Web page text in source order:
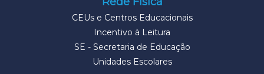
CEUs e Centros Educacionais
Incentivo à Leitura
SE - Secretaria de Educação
Unidades Escolares